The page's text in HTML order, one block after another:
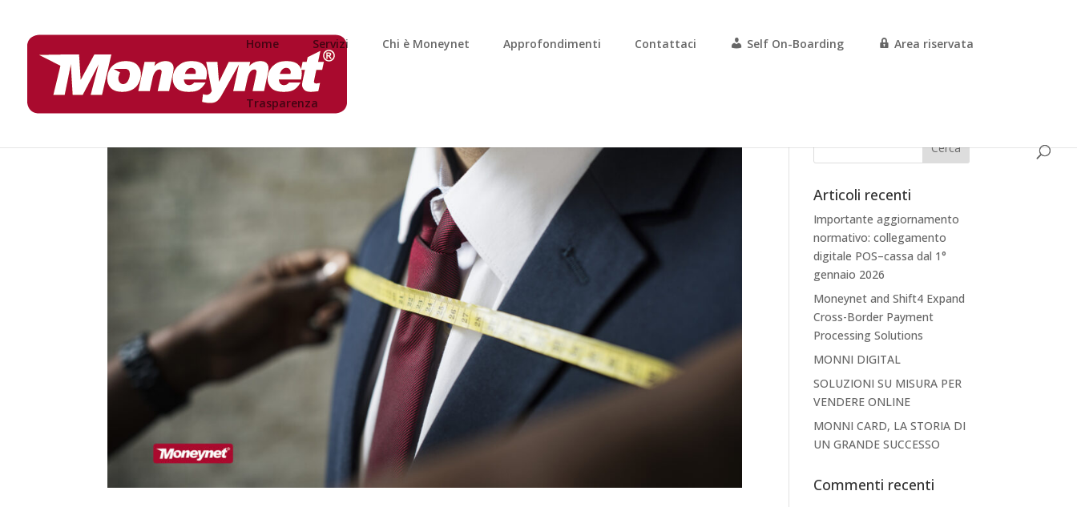
Home Servizi Chi è Moneynet Approfondimenti Contattaci Self On-Boarding Area riservata
Trasparenza
Articoli recenti
Importante aggiornamento
normativo: collegamento
digitale POS–cassa dal 1°
gennaio 2026
Moneynet and Shift4 Expand
Cross-Border Payment
Processing Solutions
MONNI DIGITAL
SOLUZIONI SU MISURA PER
VENDERE ONLINE
MONNI CARD, LA STORIA DI
UN GRANDE SUCCESSO
Commenti recenti